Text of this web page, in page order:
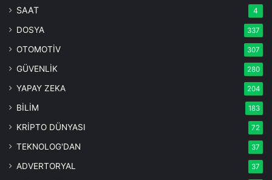
SAAT 4
DOSYA 337
OTOMOTİV 307
GÜVENLİK 280
YAPAY ZEKA 204
BİLİM 183
KRİPTO DÜNYASI 72
TEKNOLOG'DAN 37
ADVERTORYAL 37